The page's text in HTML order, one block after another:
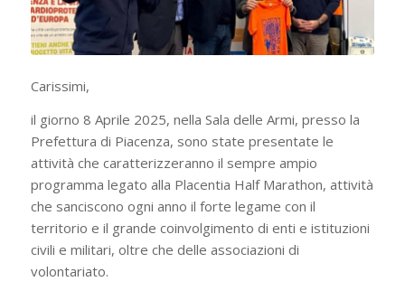
Carissimi,
il giorno 8 Aprile 2025, nella Sala delle Armi, presso la
Prefettura di Piacenza, sono state presentate le
attività che caratterizzeranno il sempre ampio
programma legato alla Placentia Half Marathon, attività
che sanciscono ogni anno il forte legame con il
territorio e il grande coinvolgimento di enti e istituzioni
civili e militari, oltre che delle associazioni di
volontariato.